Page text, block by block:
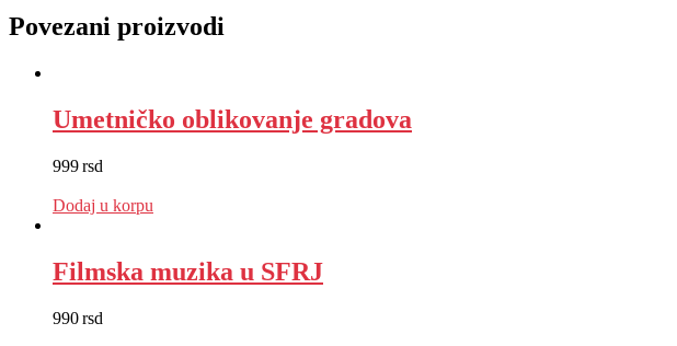
Povezani proizvodi
Umetničko oblikovanje gradova
999rsd
Dodaj u korpu
Filmska muzika u SFRJ
990rsd